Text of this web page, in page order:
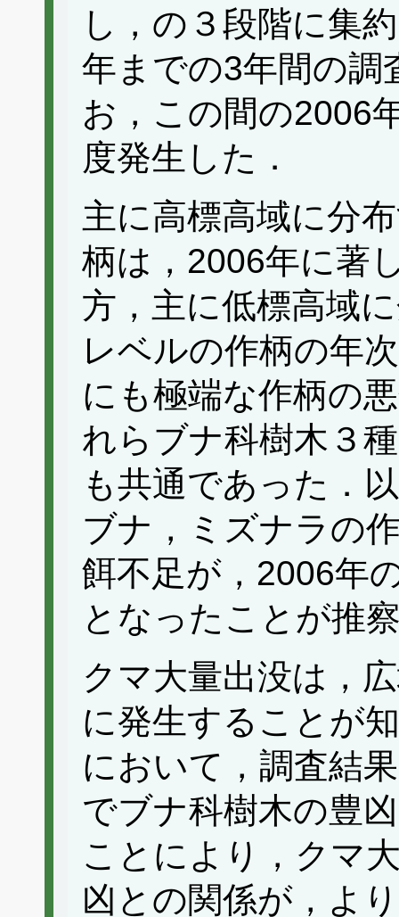
し，の３段階に集
年までの3年間の調
お，この間の2006
度発生した．
主に高標高域に分
柄は，2006年に著
方，主に低標高域
レベルの作柄の年
にも極端な作柄の
れらブナ科樹木３
も共通であった．
ブナ，ミズナラの
餌不足が，2006年
となったことが推
クマ大量出没は，
に発生することが
において，調査結
でブナ科樹木の豊
ことにより，クマ
凶との関係が，よ